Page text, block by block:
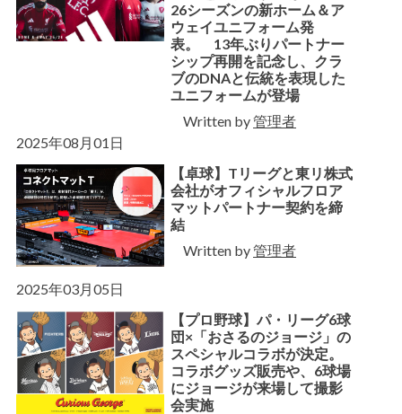
26シーズンの新ホーム＆ア
ウェイユニフォーム発
表。 13年ぶりパートナー
シップ再開を記念し、クラ
ブのDNAと伝統を表現した
ユニフォームが登場
Written by管理者
2025年08月01日
【卓球】Tリーグと東リ株式
会社がオフィシャルフロア
マットパートナー契約を締
結
Written by管理者
2025年03月05日
【プロ野球】パ・リーグ6球
団×「おさるのジョージ」の
スペシャルコラボが決定。
コラボグッズ販売や、6球場
にジョージが来場して撮影
会実施